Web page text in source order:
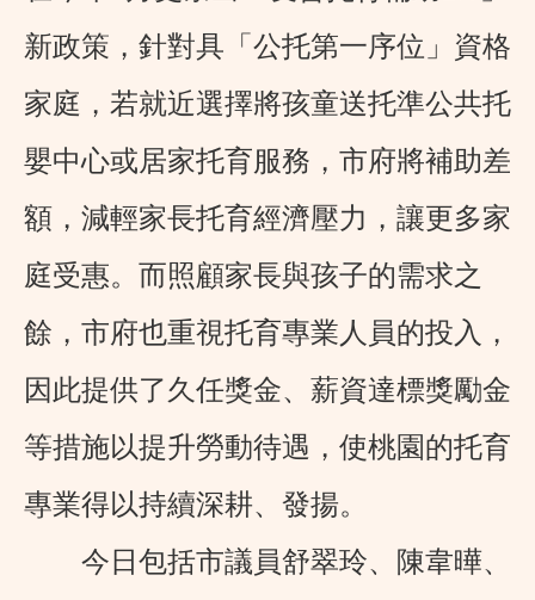
新政策，針對具「公托第一序位」資格
家庭，若就近選擇將孩童送托準公共托
嬰中心或居家托育服務，市府將補助差
額，減輕家長托育經濟壓力，讓更多家
庭受惠。而照顧家長與孩子的需求之
餘，市府也重視托育專業人員的投入，
因此提供了久任獎金、薪資達標獎勵金
等措施以提升勞動待遇，使桃園的托育
專業得以持續深耕、發揚。
今日包括市議員舒翠玲、陳韋曄、